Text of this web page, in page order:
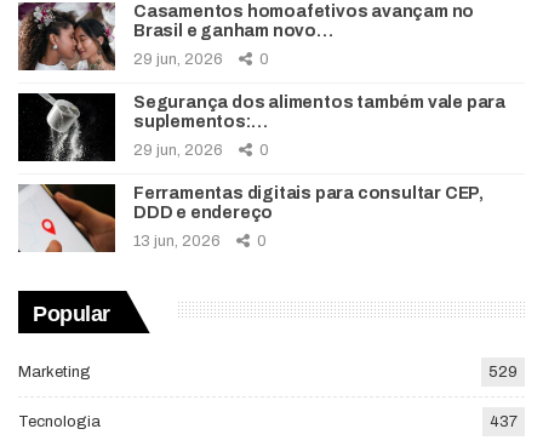
Casamentos homoafetivos avançam no
Brasil e ganham novo…
29 jun, 2026 0
Segurança dos alimentos também vale para
suplementos:…
29 jun, 2026 0
Ferramentas digitais para consultar CEP,
DDD e endereço
13 jun, 2026 0
Popular
Marketing 529
Tecnologia 437